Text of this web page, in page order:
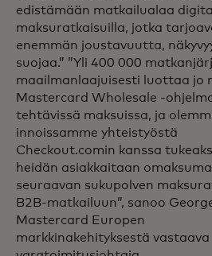
edistämään matkailualaa
maksuratkaisuilla, jotka
enemmän joustavuutta,
suojaa.” ”Yli 400 000
maailmanlaajuisesti luottaa jo
Mastercard Wholesale -
tehtävissä maksuissa, ja
innoissamme yhteistyöstä
Checkout.comin kanssa
heidän asiakkaitaan
seuraavan sukupolven
B2B-matkailuun”, sanoo
Mastercard Europen
markkinakehityksestä vastaava